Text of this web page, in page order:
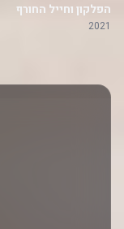
הפלקון וחייל החורף
2021